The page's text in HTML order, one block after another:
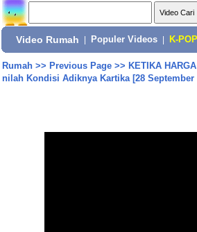
Video Rumah Populer Videos K-POP
Rumah>> Previous Page>> KETIKA
nilah Kondisi Adiknya Kartika [28 September